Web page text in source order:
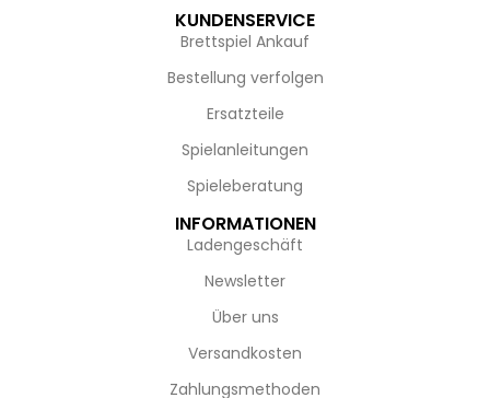
KUNDENSERVICE
Brettspiel Ankauf
Bestellung verfolgen
Ersatzteile
Spielanleitungen
Spieleberatung
INFORMATIONEN
Ladengeschäft
Newsletter
Über uns
Versandkosten
Zahlungsmethoden